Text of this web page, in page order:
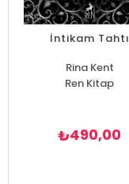
İntikam Tahtı
Rina Kent
Ren Kitap
₺490,00